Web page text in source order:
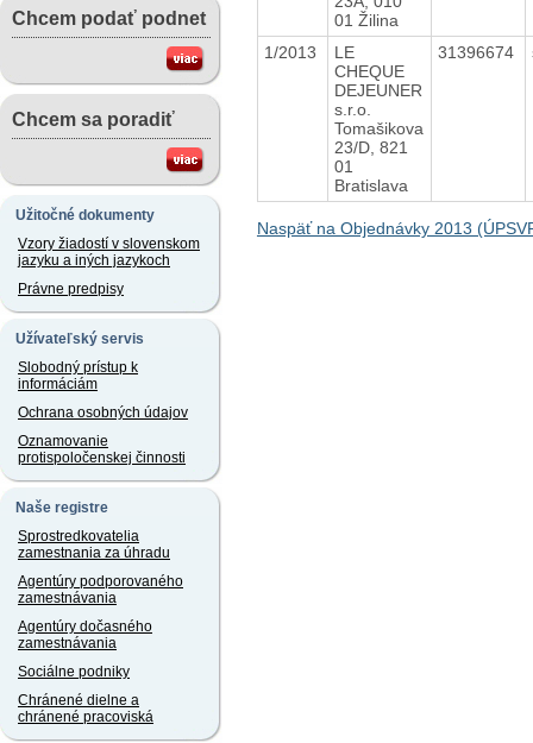
Chcem podať podnet
Chcem sa poradiť
Užitočné dokumenty
Vzory žiadostí v slovenskom
jazyku a iných jazykoch
Právne predpisy
Užívateľský servis
Slobodný prístup k
informáciám
Ochrana osobných údajov
Oznamovanie
protispoločenskej činnosti
Naše registre
Sprostredkovatelia
zamestnania za úhradu
Agentúry podporovaného
zamestnávania
Agentúry dočasného
zamestnávania
Sociálne podniky
Chránené dielne a
chránené pracoviská
01 Žilina
1/2013
LE
CHEQUE
DEJEUNER
s.r.o.
Tomašikova
23/D, 821
01
Bratislava
31396674
Naspäť na Objednávky 2013